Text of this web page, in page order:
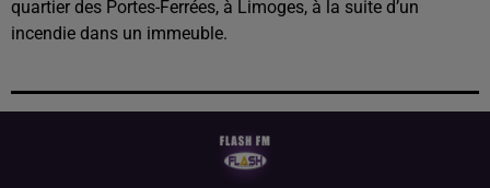
quartier des Portes-Ferrées, à Limoges, à la suite d’un
incendie dans un immeuble.